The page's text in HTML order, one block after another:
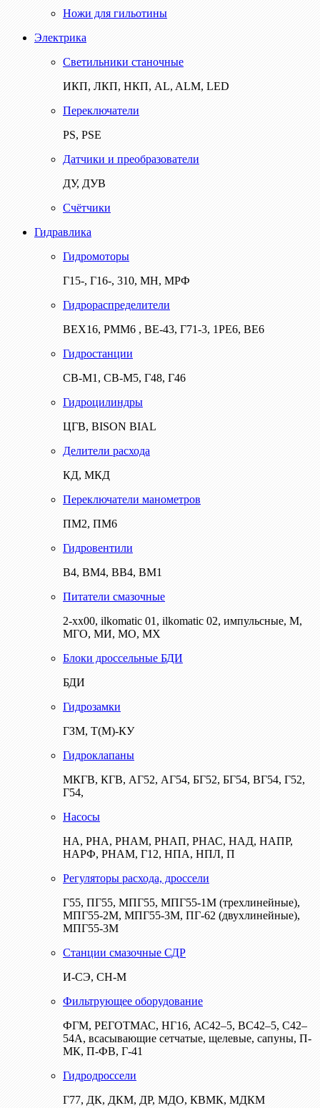
Ножи для гильотины
Электрика
Светильники станочные
ИКП, ЛКП, НКП, AL, ALM, LED
Переключатели
PS, PSE
Датчики и преобразователи
ДУ, ДУВ
Счётчики
Гидравлика
Гидромоторы
Г15-, Г16-, 310, МН, МРФ
Гидрораспределители
ВЕХ16, РММ6 , ВЕ-43, Г71-3, 1РЕ6, ВЕ6
Гидростанции
СВ-М1, СВ-М5, Г48, Г46
Гидроцилиндры
ЦГВ, BISON BIAL
Делители расхода
КД, МКД
Переключатели манометров
ПМ2, ПМ6
Гидровентили
В4, ВМ4, ВВ4, ВМ1
Питатели смазочные
2-хх00, ilkomatic 01, ilkomatic 02, импульсные, М,
МГО, МИ, МО, МХ
Блоки дроссельные БДИ
БДИ
Гидрозамки
ГЗМ, Т(М)-КУ
Гидроклапаны
МКГВ, КГВ, АГ52, АГ54, БГ52, БГ54, ВГ54, Г52,
Г54,
Насосы
НА, РНА, РНАМ, РНАП, РНАС, НАД, НАПР,
НАРФ, РНАМ, Г12, НПА, НПЛ, П
Регуляторы расхода, дроссели
Г55, ПГ55, МПГ55, МПГ55-1М (трехлинейные),
МПГ55-2М, МПГ55-3М, ПГ-62 (двухлинейные),
МПГ55-3М
Станции смазочные СДР
И-СЭ, СН-М
Фильтрующее оборудование
ФГМ, РЕГОТМАС, НГ16, АС42–5, ВС42–5, С42–
54А, всасывающие сетчатые, щелевые, сапуны, П-
МК, П-ФВ, Г-41
Гидродроссели
Г77, ДК, ДКМ, ДР, МДО, КВМК, МДКМ